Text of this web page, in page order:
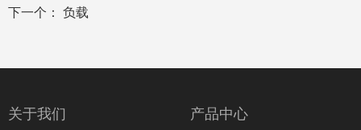
下一个： 负载
关于我们 产品中心